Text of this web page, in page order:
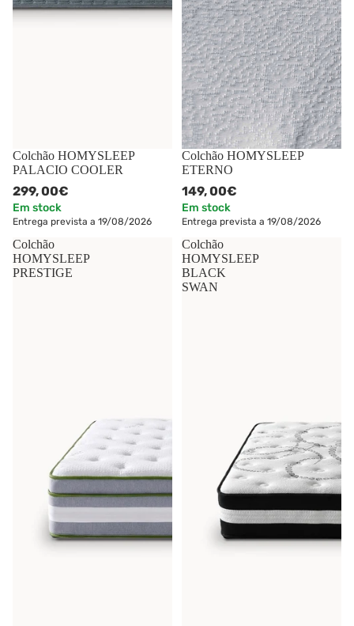
Colchão HOMYSLEEP
PALACIO COOLER
299,00€
Em stock
Entrega prevista a 19/08/2026
Colchão HOMYSLEEP
ETERNO
149,00€
Em stock
Entrega prevista a 19/08/2026
Colchão
HOMYSLEEP
PRESTIGE
Colchão
HOMYSLEEP
BLACK
SWAN